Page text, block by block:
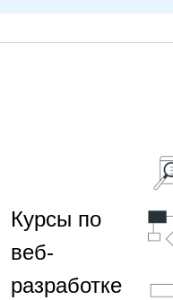
Курсы по
веб-
разработке